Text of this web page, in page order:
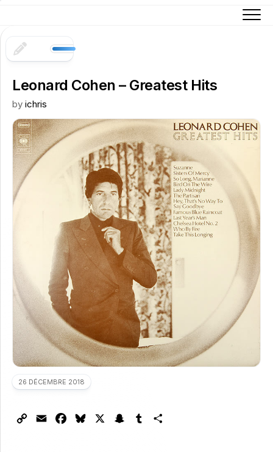
content
Leonard Cohen – Greatest Hits
by ichris
26 DÉCEMBRE 2018
Copy Email FacebookBluesky Snapchat
Tumblr